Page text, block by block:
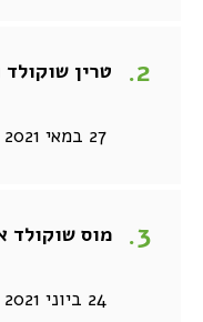
טרין
27 במאי 2021
מוס שוקולד
24 ביוני 2021